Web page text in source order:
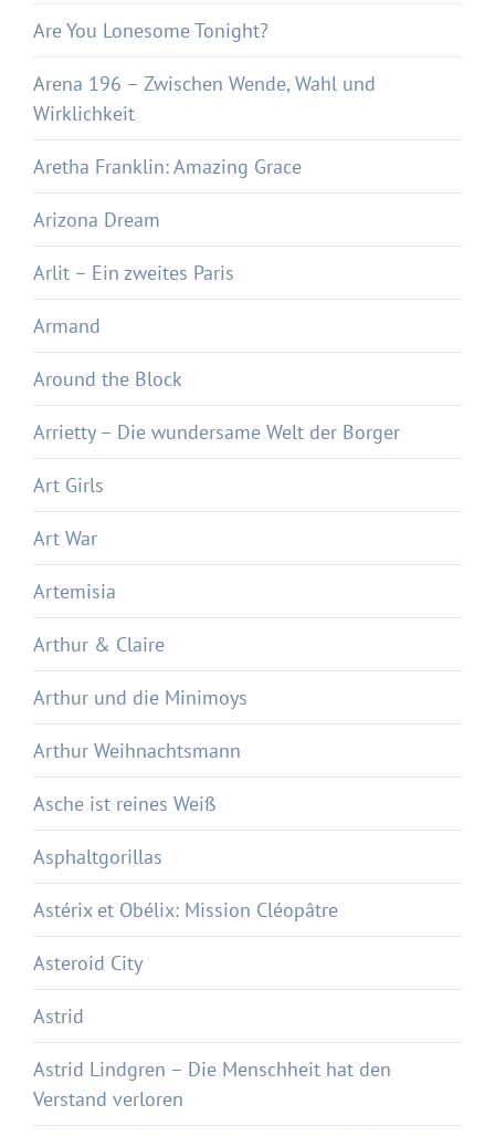
Are You Lonesome Tonight?
Arena 196 – Zwischen Wende, Wahl und
Wirklichkeit
Aretha Franklin: Amazing Grace
Arizona Dream
Arlit – Ein zweites Paris
Armand
Around the Block
Arrietty – Die wundersame Welt der Borger
Art Girls
Art War
Artemisia
Arthur & Claire
Arthur und die Minimoys
Arthur Weihnachtsmann
Asche ist reines Weiß
Asphaltgorillas
Astérix et Obélix: Mission Cléopâtre
Asteroid City
Astrid
Astrid Lindgren – Die Menschheit hat den
Verstand verloren